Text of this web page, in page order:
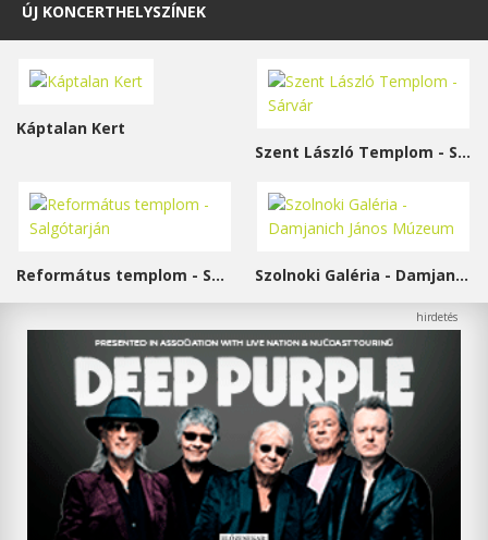
ÚJ KONCERTHELYSZÍNEK
Káptalan Kert
Szent László Templom - Sárvár
Református templom - Salgótarján Szolnoki Galéria - Damjanich János Múzeum